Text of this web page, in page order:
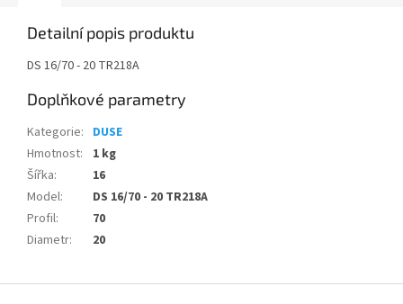
Detailní popis produktu
DS 16/70 - 20 TR218A
Doplňkové parametry
Kategorie: DUSE
Hmotnost:
1 kg
Šířka:
16
Model:
DS 16/70 - 20 TR218A
Profil:
70
Diametr: 20